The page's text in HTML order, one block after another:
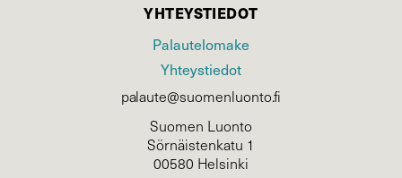
YHTEYSTIEDOT
Palautelomake
Yhteystiedot
palaute@suomenluonto.fi
Suomen Luonto
Sörnäistenkatu 1
00580 Helsinki